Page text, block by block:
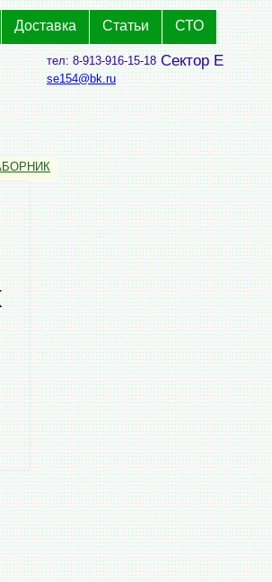
Доставка Статьи СТО
Сектор Е
тел: 8-913-916-15-18
se154@bk.ru